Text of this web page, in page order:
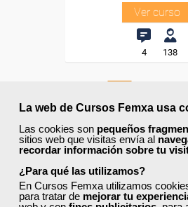
La web de Cursos Femxa usa
Las cookies son pequeños
sitios web que visitas envía al
recordar información sobre tu
¿Para qué las utilizamos?
En Cursos Femxa utilizamos
para tratar de mejorar tu
Ver curso
4 138
ONLINE
Formación
Para desempleados,
trabajadores y